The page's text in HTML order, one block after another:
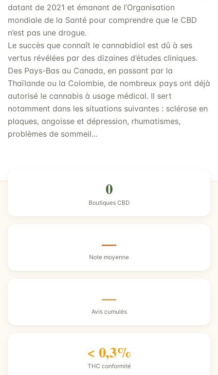
datant de 2021 et émanant de l’Organisation
mondiale de la Santé pour comprendre que le CBD
n’est pas une drogue.
Le succès que connaît le cannabidiol est dû à ses
vertus révélées par des dizaines d’études cliniques.
Des Pays-Bas au Canada, en passant par la
Thaïlande ou la Colombie, de nombreux pays ont déjà
autorisé le cannabis à usage médical. Il sert
notamment dans les situations suivantes : sclérose en
plaques, angoisse et dépression, rhumatismes,
problèmes de sommeil…
0
Boutiques CBD
—
Note moyenne
—
Avis cumulés
< 0,3%
THC conformité